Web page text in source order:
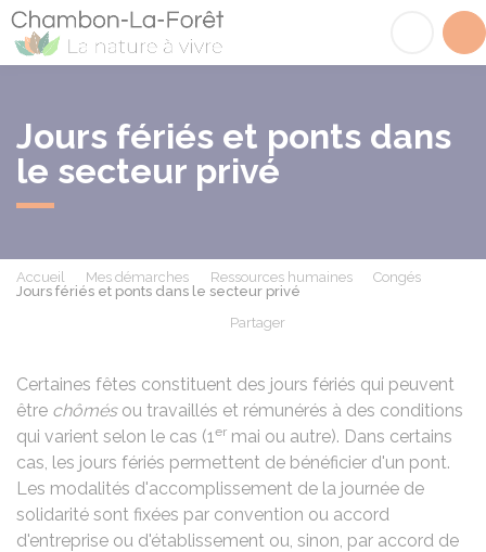
Jours fériés et ponts dans
le secteur privé
Accueil Mes démarches Ressources humaines
Congés
Jours fériés et ponts dans le secteur privé
Partager
Certaines fêtes constituent des jours fériés qui peuvent
être chômésou travaillés et rémunérés à des conditions
qui varient selon le cas (1er mai ou autre). Dans certains
cas, les jours fériés permettent de bénéficier d'un pont.
Les modalités d'accomplissement de la journée de
solidarité sont fixées par convention ou accord
d'entreprise ou d'établissement ou, sinon, par accord de